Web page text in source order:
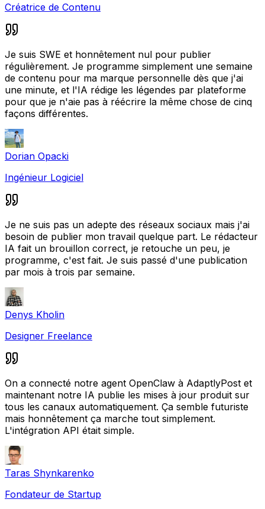
Créatrice de Contenu
Je suis SWE et honnêtement nul pour publier
régulièrement. Je programme simplement une semaine
de contenu pour ma marque personnelle dès que j'ai
une minute, et l'IA rédige les légendes par plateforme
pour que je n'aie pas à réécrire la même chose de cinq
façons différentes.
Dorian Opacki
Ingénieur Logiciel
Je ne suis pas un adepte des réseaux sociaux mais j'ai
besoin de publier mon travail quelque part. Le rédacteur
IA fait un brouillon correct, je retouche un peu, je
programme, c'est fait. Je suis passé d'une publication
par mois à trois par semaine.
Denys Kholin
Designer Freelance
On a connecté notre agent OpenClaw à AdaptlyPost et
maintenant notre IA publie les mises à jour produit sur
tous les canaux automatiquement. Ça semble futuriste
mais honnêtement ça marche tout simplement.
L'intégration API était simple.
Taras Shynkarenko
Fondateur de Startup